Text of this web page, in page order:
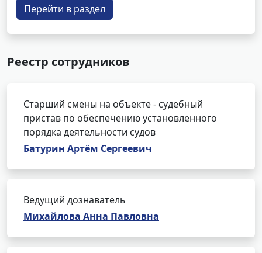
Перейти в раздел
Реестр сотрудников
Старший смены на объекте - судебный
пристав по обеспечению установленного
порядка деятельности судов
Батурин Артём Сергеевич
Ведущий дознаватель
Михайлова Анна Павловна